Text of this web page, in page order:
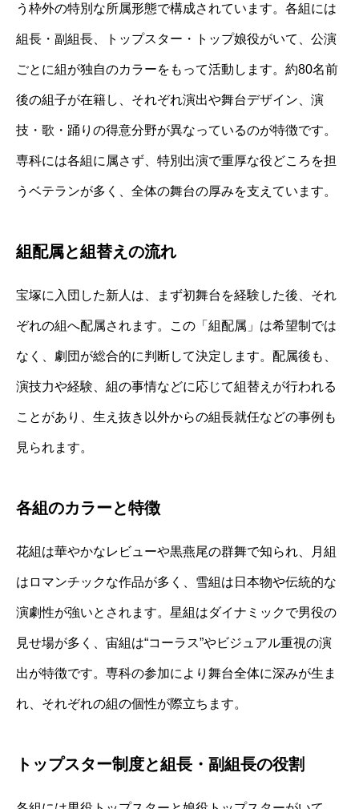
う枠外の特別な所属形態で構成されています。各組には
組長・副組長、トップスター・トップ娘役がいて、公演
ごとに組が独自のカラーをもって活動します。約80名前
後の組子が在籍し、それぞれ演出や舞台デザイン、演
技・歌・踊りの得意分野が異なっているのが特徴です。
専科には各組に属さず、特別出演で重厚な役どころを担
うベテランが多く、全体の舞台の厚みを支えています。
組配属と組替えの流れ
宝塚に入団した新人は、まず初舞台を経験した後、それ
ぞれの組へ配属されます。この「組配属」は希望制では
なく、劇団が総合的に判断して決定します。配属後も、
演技力や経験、組の事情などに応じて組替えが行われる
ことがあり、生え抜き以外からの組長就任などの事例も
見られます。
各組のカラーと特徴
花組は華やかなレビューや黒燕尾の群舞で知られ、月組
はロマンチックな作品が多く、雪組は日本物や伝統的な
演劇性が強いとされます。星組はダイナミックで男役の
見せ場が多く、宙組は“コーラス”やビジュアル重視の演
出が特徴です。専科の参加により舞台全体に深みが生ま
れ、それぞれの組の個性が際立ちます。
トップスター制度と組長・副組長の役割